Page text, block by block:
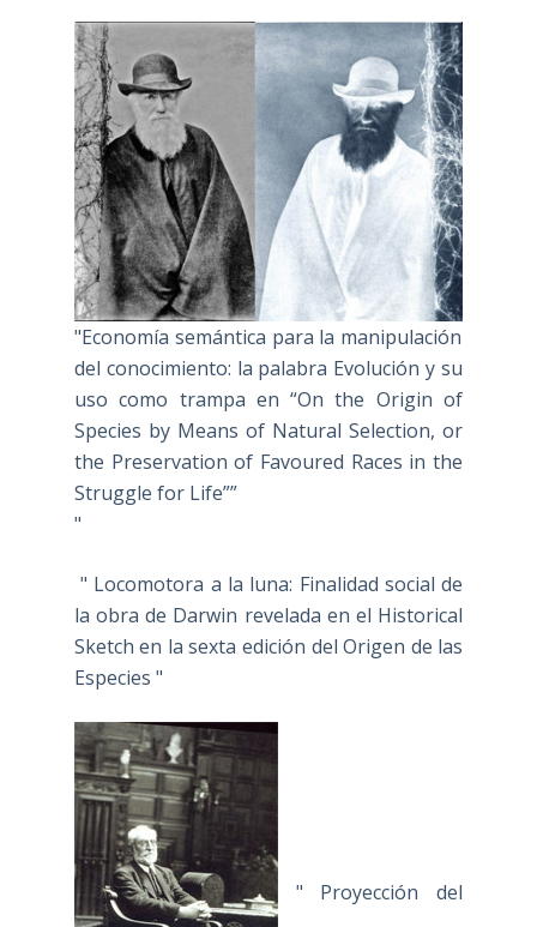
"Economía semántica para la manipulación
del conocimiento: la palabra Evolución y su
uso como trampa en “On the Origin of
Species by Means of Natural Selection, or
the Preservation of Favoured Races in the
Struggle for Life””
"
" Locomotora a la luna: Finalidad social de
la obra de Darwin revelada en el Historical
Sketch en la sexta edición del Origen de las
Especies "
" Proyección del